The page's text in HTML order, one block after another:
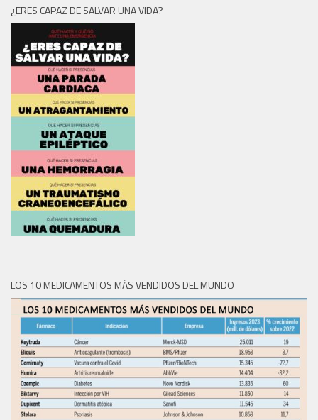
¿ERES CAPAZ DE SALVAR UNA VIDA?
LOS 10 MEDICAMENTOS MÁS VENDIDOS DEL MUNDO